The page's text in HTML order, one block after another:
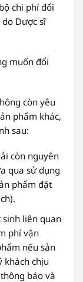
chi phí đổi
Dược sĩ
muốn đổi
còn yêu
phẩm khác,
sau:
còn nguyên
qua sử dụng
phẩm đặt
liên quan
phí vận
nếu sản
khách chịu
báo và